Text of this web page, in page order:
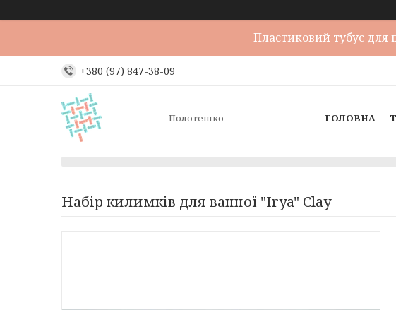
Пластиковий тубус для
+380 (97) 847-38-09
Полотешко ГОЛОВНА
Набір килимків для ванної "Irya" Clay